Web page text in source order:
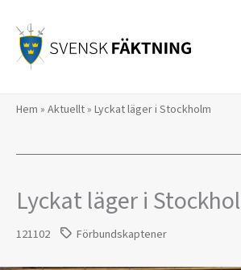
innehåll
Hem » Aktuellt» Lyckat läger i Stockholm
Lyckat läger i
121102 Förbundskaptener